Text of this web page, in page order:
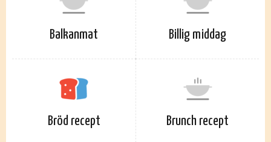
Balkanmat Billig middag
Bröd recept Brunch recept